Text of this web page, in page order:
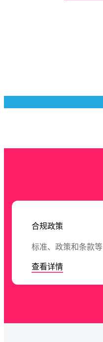
合规政策
标准、政策和条款等
查看详情